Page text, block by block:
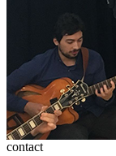
contact